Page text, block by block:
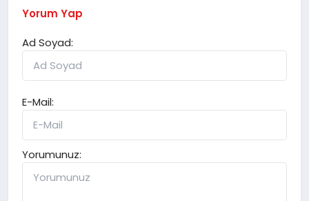
Yorum Yap
Ad Soyad:
E-Mail:
Yorumunuz: